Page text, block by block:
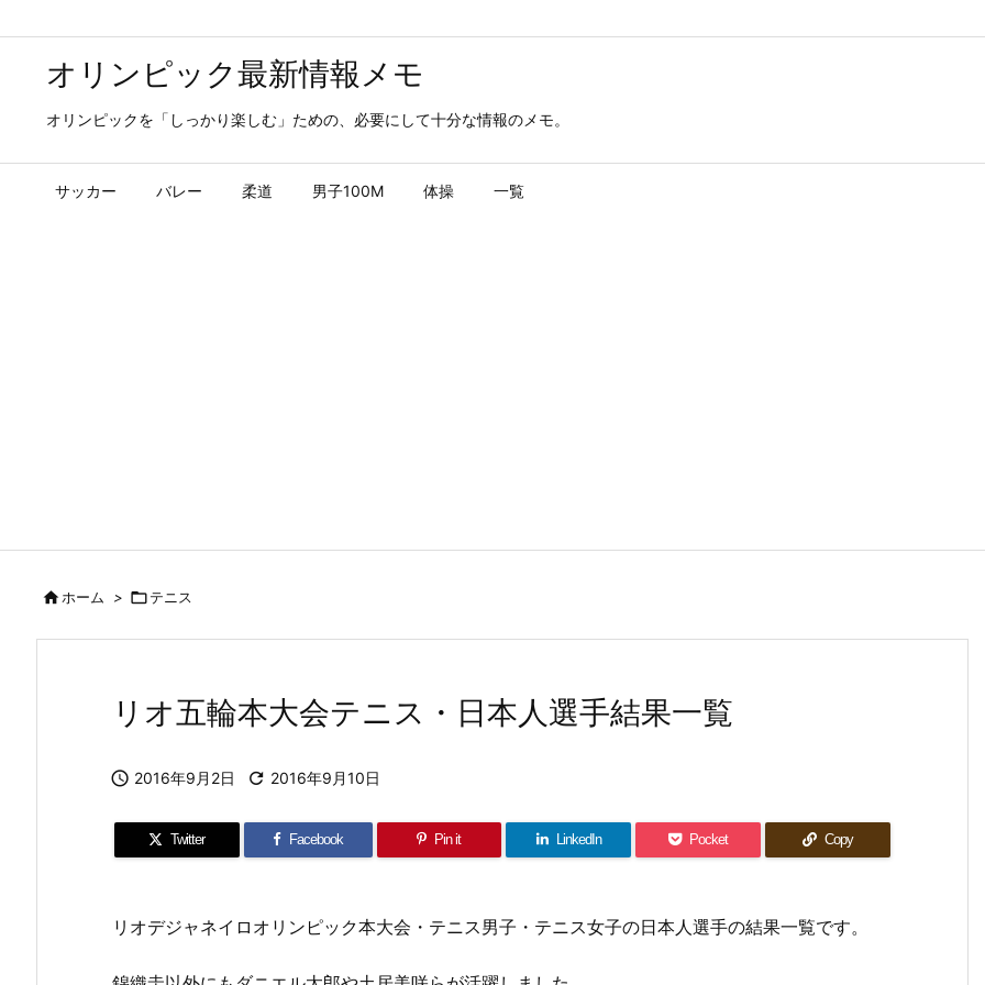
オリンピック最新情報メモ
オリンピックを「しっかり楽しむ」ための、必要にして十分な情報のメモ。
サッカー バレー 柔道 男子100M 体操 一覧
ホーム > テニス
リオ五輪本大会テニス・日本人選手結果一覧
 2016年9月2日  2016年9月10日
Twitter Facebook Pin it LinkedIn Pocket Copy
リオデジャネイロオリンピック本大会・テニス男子・テニス女子の日本人選手の結果一覧です。